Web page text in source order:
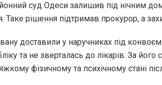
суд Одеси залишив під нічним
Таке рішення підтримав прокурор, а
доставили у наручниках під
та не зверталась до лікарів. За
фізичному та психічному стані